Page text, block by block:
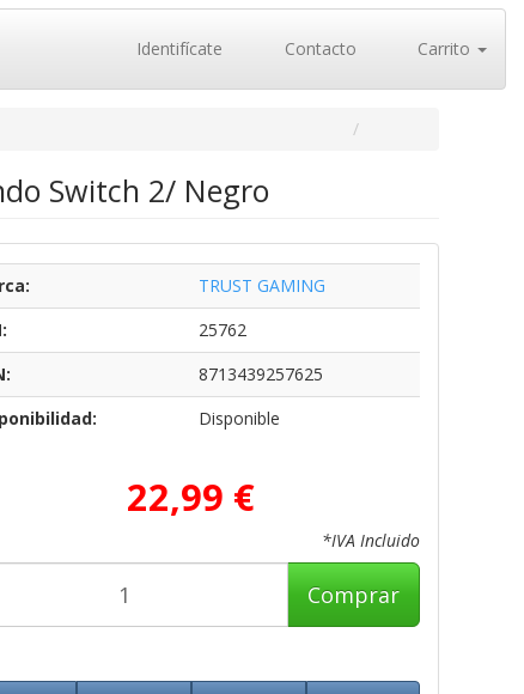
Identifícate Contacto Carrito
Switch 2/ Negro
TRUST GAMING
25762
8713439257625
Disponible
22,99 €
*IVA Incluido
Comprar